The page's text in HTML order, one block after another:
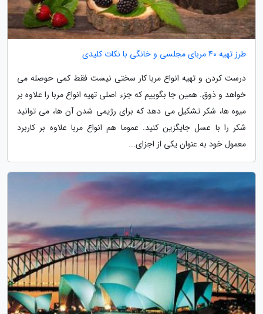
طرز تهیه 40 مربای مجلسی و خانگی با نکات کلیدی
درست کردن و تهیه انواع مربا کار سختی نیست فقط کمی حوصله می
خواهد و ذوق. همین جا بگوییم که جزء اصلی تهیه انواع مربا را علاوه بر
میوه ها، شکر تشکیل می دهد که برای رژیمی شدن آن ها، می توانید
شکر را با عسل جایگزین کنید. عموما هم انواع مربا علاوه بر کاربرد
معمول خود به عنوان یکی از اجزای...